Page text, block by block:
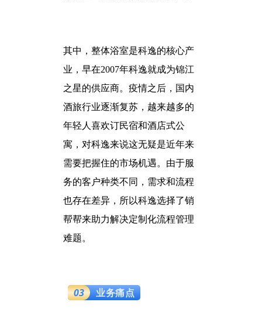
其中，整体浴室是科逸的核心产
业，早在2007年科逸就成为锦江
之星的供应商。疫情之后，国内
酒旅行业逐渐复苏，越来越多的
年轻人喜欢订民宿和酒店式公
寓，对科逸来说这无疑是近年来
需要把握住的市场机遇。由于服
务的客户种类不同，需求和流程
也存在差异，所以科逸选择了销
帮帮来助力解决定制化流程管理
难题。
03 业务痛点